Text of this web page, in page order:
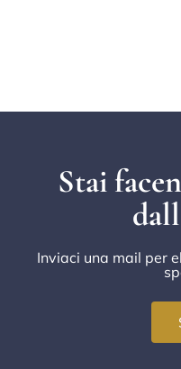
Stai
Inviaci una mail per